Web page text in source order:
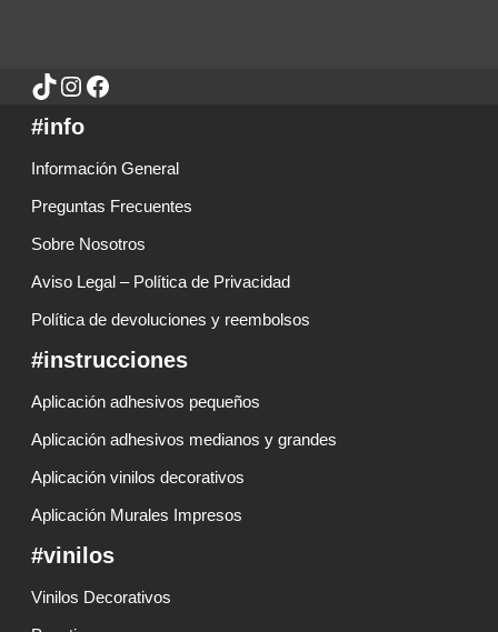
#info
Información General
Preguntas Frecuentes
Sobre Nosotros
Aviso Legal – Política de Privacidad
Política de devoluciones y reembolsos
#instrucciones
Aplicación adhesivos pequeños
Aplicación adhesivos medianos y grandes
Aplicación vinilos decorativos
Aplicación Murales Impresos
#vinilos
Vinilos Decorativos